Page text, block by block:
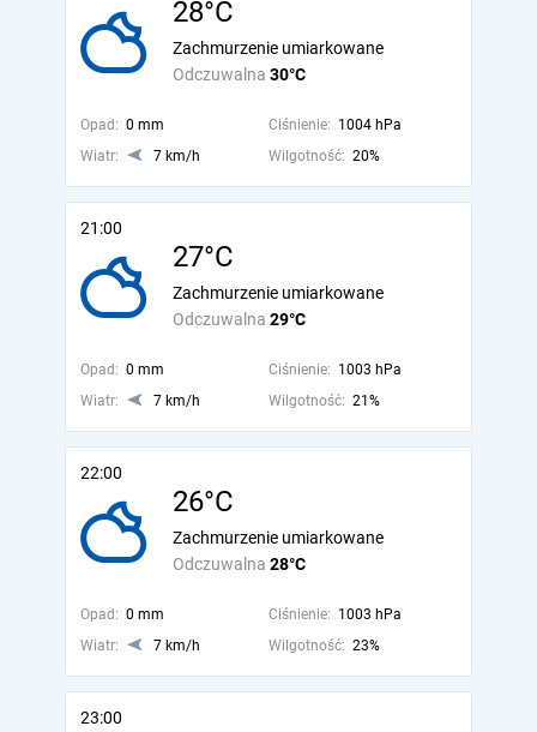
28°C
Odczuwalna 30°C
Zachmurzenie umiarkowane
Opad: 0 mm Ciśnienie: 1004 hPa
Wiatr:
7 km/h Wilgotność: 20%
21:00
27°C
Odczuwalna 29°C
Zachmurzenie umiarkowane
Opad: 0 mm Ciśnienie: 1003 hPa
Wiatr:
7 km/h Wilgotność: 21%
22:00
26°C
Odczuwalna 28°C
Zachmurzenie umiarkowane
Opad: 0 mm Ciśnienie: 1003 hPa
Wiatr:
7 km/h Wilgotność: 23%
23:00